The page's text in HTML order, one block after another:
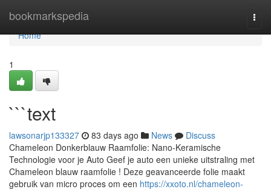
bookmarkspedia
Home
Home
1
```text
lawsonarjp133327 83 days ago News
Discuss
Chameleon Donkerblauw Raamfolie: Nano-Keramische
Technologie voor je Auto Geef je auto een unieke uitstraling met
Chameleon blauw raamfolie ! Deze geavanceerde folie maakt
gebruik van micro proces om een https://xxoto.nl/chameleon-